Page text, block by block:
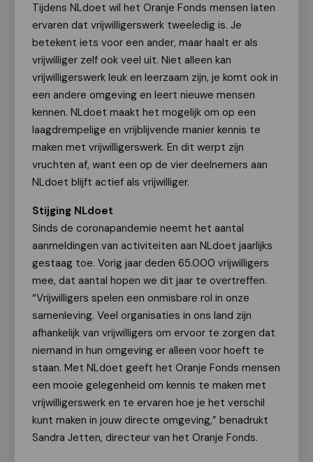
Tijdens NLdoet wil het Oranje Fonds mensen laten
ervaren dat vrijwilligerswerk tweeledig is. Je
betekent iets voor een ander, maar haalt er als
vrijwilliger zelf ook veel uit. Niet alleen kan
vrijwilligerswerk leuk en leerzaam zijn, je komt ook in
een andere omgeving en leert nieuwe mensen
kennen. NLdoet maakt het mogelijk om op een
laagdrempelige en vrijblijvende manier kennis te
maken met vrijwilligerswerk. En dit werpt zijn
vruchten af, want een op de vier deelnemers aan
NLdoet blijft actief als vrijwilliger.
Stijging NLdoet
Sinds de coronapandemie neemt het aantal
aanmeldingen van activiteiten aan NLdoet jaarlijks
gestaag toe. Vorig jaar deden 65.000 vrijwilligers
mee, dat aantal hopen we dit jaar te overtreffen.
“Vrijwilligers spelen een onmisbare rol in onze
samenleving. Veel organisaties in ons land zijn
afhankelijk van vrijwilligers om ervoor te zorgen dat
niemand in hun omgeving er alleen voor hoeft te
staan. Met NLdoet geeft het Oranje Fonds mensen
een mooie gelegenheid om kennis te maken met
vrijwilligerswerk en te ervaren hoe je het verschil
kunt maken in jouw directe omgeving,” benadrukt
Sandra Jetten, directeur van het Oranje Fonds.